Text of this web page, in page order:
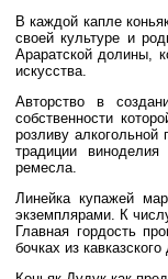
В каждой капле
своей культуре и
Араратской долины,
искусства.
Авторство в
собственности
розливу
традиции
ремесла.
Линейка купажей
экземплярами. К
Главная гордость
бочках из кавказского